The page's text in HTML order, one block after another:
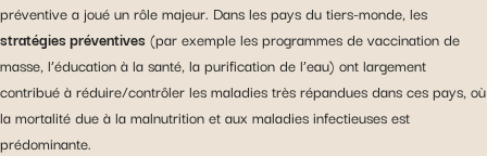
préventive a joué un rôle majeur. Dans les pays du tiers-monde, les
stratégies préventives (par exemple les programmes de vaccination de
masse, l’éducation à la santé, la purification de l’eau) ont largement
contribué à réduire/contrôler les maladies très répandues dans ces pays, où
la mortalité due à la malnutrition et aux maladies infectieuses est
prédominante.